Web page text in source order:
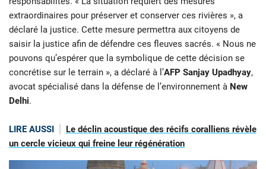
extraordinaires pour préserver et conserver ces rivières », a
déclaré la justice. Cette mesure permettra aux citoyens de
saisir la justice afin de défendre ces fleuves sacrés. « Nous ne
pouvons qu’espérer que la symbolique de cette décision se
concrétise sur le terrain », a déclaré à l’AFP Sanjay Upadhyay,
avocat spécialisé dans la défense de l’environnement à New
Delhi.
LIRE AUSSI
Le déclin acoustique des récifs coralliens révèle
un cercle vicieux qui freine leur régénération